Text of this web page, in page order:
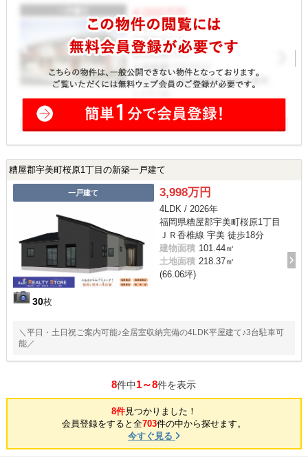
糟屋郡宇美町桜原1丁目の新築一戸建て
一戸建て
30枚
3,998万円
4LDK / 2026年
福岡県糟屋郡宇美町桜原1丁目
ＪＲ香椎線 宇美 徒歩18分
建物面積 101.44㎡
土地面積 218.37㎡
(66.06坪)
＼平日・土日祝ご案内可能♪全居室収納完備の4LDK平屋建て♪3台駐車可
能／
8件中1～8件を表示
8件見つかりました！
会員登録をすると全703件の中から探せます。
今すぐ見る